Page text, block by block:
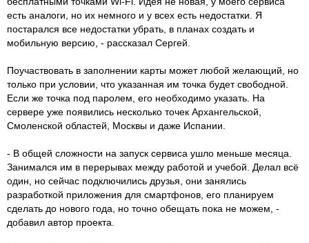
есть аналоги, но их немного и у всех есть недостатки. Я
постарался все недостатки убрать, в планах создать и
мобильную версию, - рассказал Сергей.
Поучаствовать в заполнении карты может любой желающий, но
только при условии, что указанная им точка будет свободной.
Если же точка под паролем, его необходимо указать. На
сервере уже появились несколько точек Архангельской,
Смоленской областей, Москвы и даже Испании.
- В общей сложности на запуск сервиса ушло меньше месяца.
Занимался им в перерывах между работой и учебой. Делал всё
один, но сейчас подключились друзья, они занялись
разработкой приложения для смартфонов, его планируем
сделать до нового года, но точно обещать пока не можем, -
добавил автор проекта.